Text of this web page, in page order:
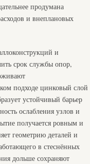
продумана
и внеплановых
и
срок службы опор,
подходе цинковый слой
устойчивый барьер
ослабления узлов и
получается ровным и
геометрию деталей и
в стеснённых
дольше сохраняют